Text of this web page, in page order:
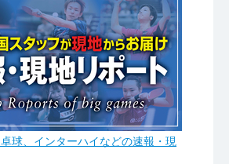
球、インターハイなどの速報・現